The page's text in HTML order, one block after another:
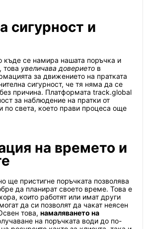
сигурност и
къде се намира нашата поръчка и
това увеличава доверието в
за движението на пратката
сигурност, че тя няма да се
причина. Платформата track.global
за наблюдение на пратки от
по света, което прави процеса още
на времето и
ще пристигне поръчката позволява
да планират своето време. Това е
които работят или имат други
да си позволят да чакат неясен
това, намаляването на
на поръчката води до по-